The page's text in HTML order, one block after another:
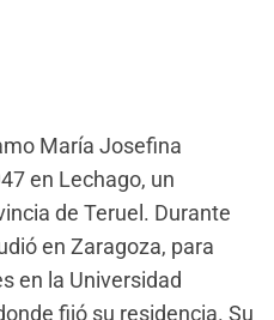
María Josefina
en Lechago, un
de Teruel. Durante
en Zaragoza, para
en la Universidad
fijó su residencia. Su